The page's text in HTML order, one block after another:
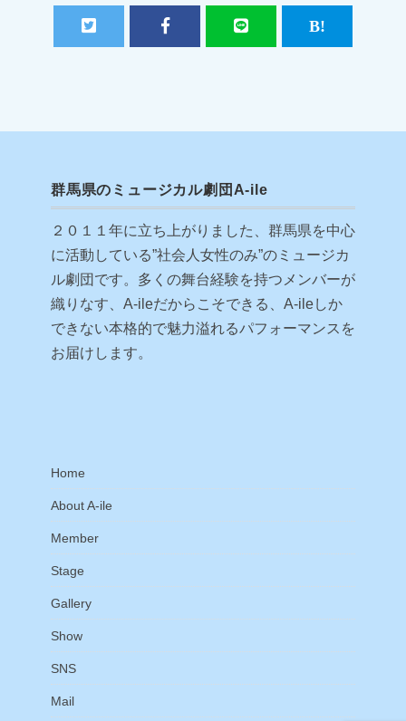
群馬県のミュージカル劇団A-ile
２０１１年に立ち上がりました、群馬県を中心
に活動している”社会人女性のみ”のミュージカ
ル劇団です。多くの舞台経験を持つメンバーが
織りなす、A-ileだからこそできる、A-ileしか
できない本格的で魅力溢れるパフォーマンスを
お届けします。
Home
About A-ile
Member
Stage
Gallery
Show
SNS
Mail